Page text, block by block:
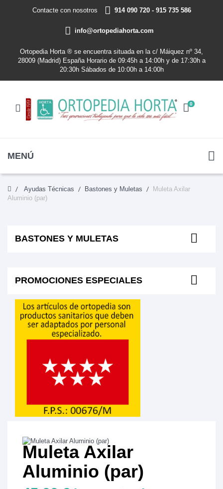
Contacte con nosotros 914 090 720 - 915 735 586
info@ortopediahorta.com
Ortopedia Horta ® se encuentra situada en la c/ Máiquez nº 34,
28009 (Madrid) España Horario de 09:45h a 14:00h y de 17:30h a
20:30h Sábados de 10:00h a 14:00h
0
MENÚ
Ayudas Técnicas Bastones y Muletas
Muleta Axilar
Aluminio (par)
BASTONES Y MULETAS
PROMOCIONES ESPECIALES
Muleta Axilar
Aluminio (par)